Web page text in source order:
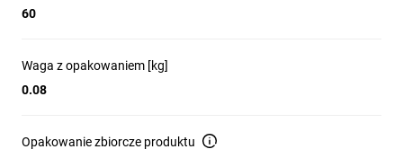
60
Waga z opakowaniem [kg]
0.08
Opakowanie zbiorcze produktu